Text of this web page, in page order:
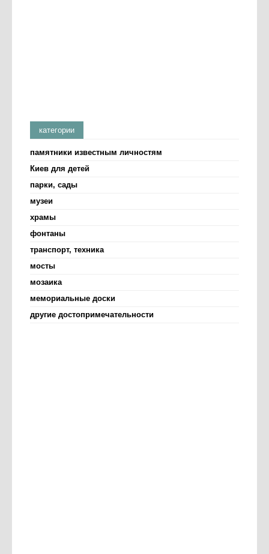
категории
памятники известным личностям
Киев для детей
парки, сады
музеи
храмы
фонтаны
транспорт, техника
мосты
мозаика
мемориальные доски
другие достопримечательности